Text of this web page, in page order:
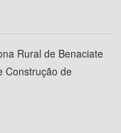
Rural de Benaciate
Construção de